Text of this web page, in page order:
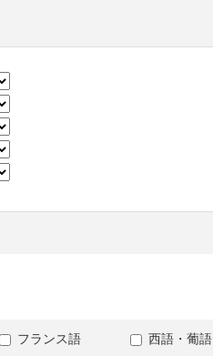
フランス語
西語・葡語